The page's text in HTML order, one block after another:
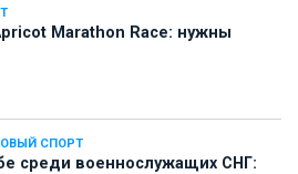
Marathon Race: нужны
СПОРТ
среди военнослужащих СНГ: